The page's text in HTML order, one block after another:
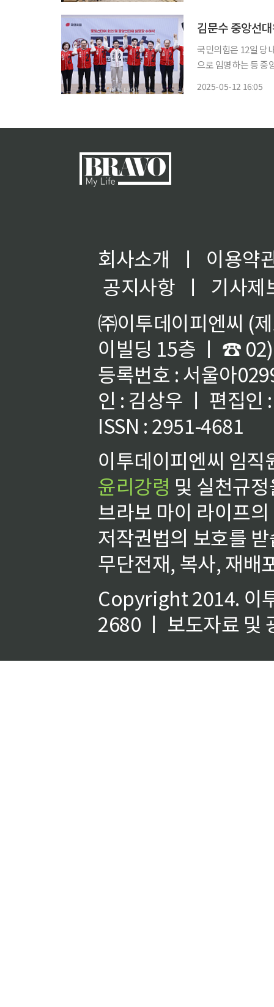
김문수 중앙선
국민의힘은 12일 당
으로 임명하는 등 중앙선거
2025-05-12 16:05
회사소개 ㅣ
이용약
공지사항
ㅣ
기사제
㈜이투데이피엔씨 (
이빌딩 15층 ㅣ ☎
등록번호 : 서울아
인 : 김상우 ㅣ 편집인
ISSN : 2951-4681
이투데이피엔씨 임
윤리강령 및 실천규
브라보 마이 라이프
저작권법의 보호를
무단전재, 복사, 재배
Copyright 2014. 이
2680 ㅣ 보도자료